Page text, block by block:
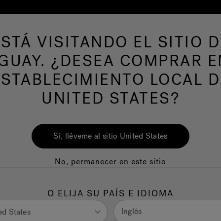
de hidromasaje Más productos Nuestra
VISITANDO EL SITIO
¿DESEA COMPRAR
LOCAL
UNITED STATES?
Sí, lléveme al sitio United States
No, permanecer en este sitio
O ELIJA SU PAÍS E IDIOMA
States Inglés